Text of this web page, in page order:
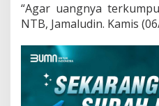
“Agar uangnya
NTB, Jamaludin. Kamis